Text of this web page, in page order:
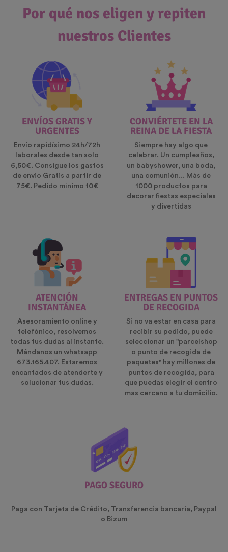
Por qué nos eligen y repiten
nuestros Clientes
ENVÍOS GRATIS Y
URGENTES
Envío rapidísimo 24h/72h
laborales desde tan solo
6,50€. Consigue los gastos
de envio Gratis a partir de
75€. Pedido mínimo 10€
CONVIÉRTETE EN LA
REINA DE LA FIESTA
Siempre hay algo que
celebrar. Un cumpleaños,
un babyshower, una boda,
una comunión... Más de
1000 productos para
decorar fiestas especiales
y divertidas
ATENCIÓN
INSTANTÁNEA
Asesoramiento online y
telefónico, resolvemos
todas tus dudas al instante.
Mándanos un whatsapp
673.165.407. Estaremos
encantados de atenderte y
solucionar tus dudas.
ENTREGAS EN PUNTOS
DE RECOGIDA
Si no va estar en casa para
recibir su pedido, puede
seleccionar un "parcelshop
o punto de recogida de
paquetes" hay millones de
puntos de recogida, para
que puedas elegir el centro
mas cercano a tu domicilio.
PAGO SEGURO
Paga con Tarjeta de Crédito, Transferencia bancaria, Paypal
o Bizum